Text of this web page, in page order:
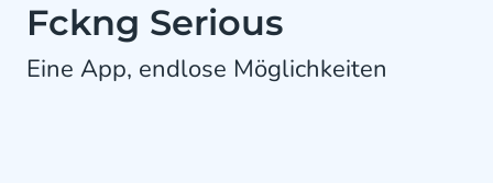
Fckng Serious
Eine App, endlose Möglichkeiten